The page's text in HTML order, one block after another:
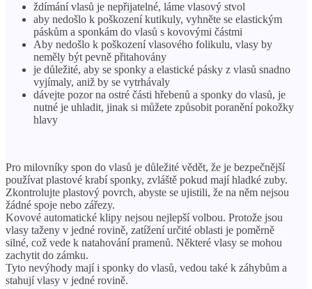
ždímání vlasů je nepřijatelné, láme vlasový stvol
aby nedošlo k poškození kutikuly, vyhněte se elastickým
páskům a sponkám do vlasů s kovovými částmi
Aby nedošlo k poškození vlasového folikulu, vlasy by
neměly být pevně přitahovány
je důležité, aby se sponky a elastické pásky z vlasů snadno
vyjímaly, aniž by se vytrhávaly
dávejte pozor na ostré části hřebenů a sponky do vlasů, je
nutné je uhladit, jinak si můžete způsobit poranění pokožky
hlavy
Pro milovníky spon do vlasů je důležité vědět, že je bezpečnější
používat plastové krabí sponky, zvláště pokud mají hladké zuby.
Zkontrolujte plastový povrch, abyste se ujistili, že na něm nejsou
žádné spoje nebo zářezy.
Kovové automatické klipy nejsou nejlepší volbou. Protože jsou
vlasy taženy v jedné rovině, zatížení určité oblasti je poměrně
silné, což vede k natahování pramenů. Některé vlasy se mohou
zachytit do zámku.
Tyto nevýhody mají i sponky do vlasů, vedou také k záhybům a
stahují vlasy v jedné rovině.